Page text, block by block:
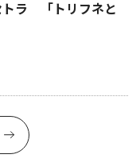
トラ 「トリフネと